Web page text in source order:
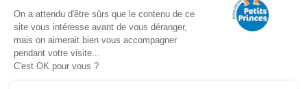
On a attendu d'être sûrs que le contenu de ce
site vous intéresse avant de vous déranger,
mais on aimerait bien vous accompagner
pendant votre visite...
C'est OK pour vous ?